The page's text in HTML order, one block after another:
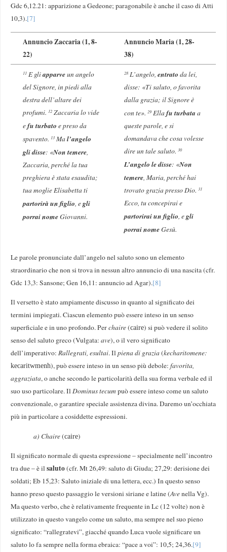
Gdc 6,12.21: apparizione a Gedeone; paragonabile è anche il caso di Atti
10,3).[7]
Annuncio Zaccaria (1, 8-
22)
Annuncio Maria (1, 28-
38)
11 E gliapparveun angelo
del Signore, in piedi alla
destra dell’altare dei
profumi. 12 Zaccaria lo vide
efu turbato e preso da
spavento. 13 Mal’angelo
gli disse: «Non temere,
Zaccaria, perché la tua
preghiera è stata esaudita;
tua moglie Elisabetta ti
partorirà un figlio, egli
porrai nomeGiovanni.
28 L’angelo,entrato da lei,
disse: «Ti saluto, o favorita
dalla grazia; il Signore è
con te».29 Ellafu turbata a
queste parole, e si
domandava che cosa volesse
dire un tale saluto.30
L’angelo le disse: «Non
temere, Maria, perché hai
trovato grazia presso Dio.31
Ecco, tu concepirai e
partorirai un figlio, egli
porrai nomeGesù.
Le parole pronunciate dall’angelo nel saluto sono un elemento
straordinario che non si trova in nessun altro annuncio di una nascita (cfr.
Gdc 13,3: Sansone; Gen 16,11: annuncio ad Agar).[8]
Il versetto è stato ampiamente discusso in quanto al significato dei
termini impiegati. Ciascun elemento può essere inteso in un senso
superficiale e in uno profondo. Perchaire(caire) si può vedere il solito
senso del saluto greco (Vulgata:ave), o il vero significato
dell’imperativo:Rallegrati, esultai. Ilpiena di grazia(kecharitomene:
kecaritwmenh), può essere inteso in un senso più debole:favorita,
aggraziata, o anche secondo le particolarità della sua forma verbale ed il
suo uso particolare. IlDominus tecumpuò essere inteso come un saluto
convenzionale, o garantire speciale assistenza divina. Daremo un’occhiata
più in particolare a cosiddette espressioni.
a) Chaire(caire)
Il significato normale di questa espressione – specialmente nell’incontro
tra due – è ilsaluto(cfr. Mt 26,49: saluto di Giuda; 27,29: derisione dei
soldati; Eb 15,23: Saluto iniziale di una lettera, ecc.) In questo senso
hanno preso questo passaggio le versioni siriane e latine (Avenella Vg).
Ma questo verbo, che è relativamente frequente in Lc (12 volte) non è
utilizzato in questo vangelo come un saluto, ma sempre nel suo pieno
significato: “rallegratevi”, giacché quando Luca vuole significare un
saluto lo fa sempre nella forma ebraica: “pace a voi”: 10,5; 24,36.[9]